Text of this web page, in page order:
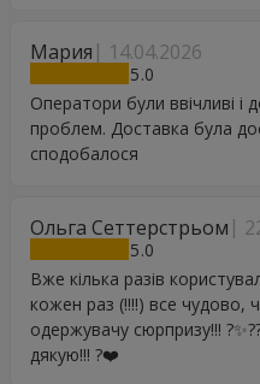
Мария 14.04.2026
5
Оператори були ввічливі і
проблем. Доставка була
сподобалося
Ольга Сеттерстрьом
5
Вже кілька разів
кожен раз (!!!!) все чудово,
одержувачу сюрпризу!!!
дякую!!! ?❤️